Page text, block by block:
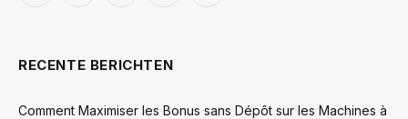
RECENTE BERICHTEN
Comment Maximiser les Bonus sans Dépôt sur les Machines à